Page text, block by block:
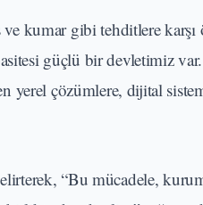
kumar gibi tehditlere
güçlü bir devletimiz
çözümlere, dijital
“Bu mücadele,